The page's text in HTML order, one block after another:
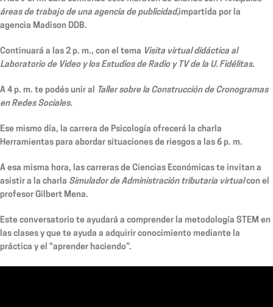
áreas de trabajo de una agencia de publicidad,impartida por la
agencia Madison DDB.
Continuará a las 2 p. m., con el tema Visita virtual didáctica al
Laboratorio de Video y los Estudios de Radio y TV de la U. Fidélitas.
A 4 p. m. te podés unir al
Taller sobre la Construcción de Cronogramas
en Redes Sociales.
Ese mismo día, la carrera de Psicología ofrecerá la charla
Herramientas para abordar situaciones de riesgos a las 6 p. m.
A esa misma hora, las carreras de Ciencias Económicas te invitan a
asistir a la charla Simulador de Administración tributaria virtualcon el
profesor Gilbert Mena.
Este conversatorio te ayudará a comprender la metodología STEM en
las clases y que te ayuda a adquirir conocimiento mediante la
práctica y el “aprender haciendo”.